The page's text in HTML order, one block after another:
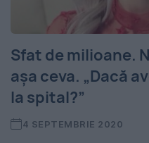
Sfat de milioane.
așa ceva. „Dacă
la spital?”
4 SEPTEMBRIE 2020